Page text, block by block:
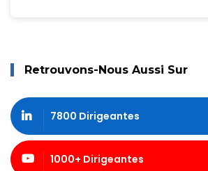
Retrouvons-Nous Aussi Sur
7800 Dirigeantes
1000+ Dirigeantes